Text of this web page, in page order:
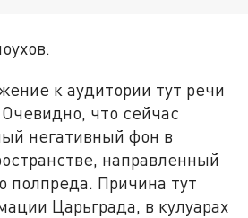
к аудитории тут речи
что сейчас
негативный фон в
направленный
полпреда. Причина тут
Царьграда, в кулуарах